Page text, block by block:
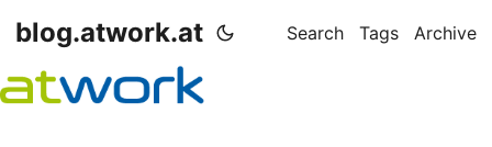
blog.atwork.at Search Tags Archive